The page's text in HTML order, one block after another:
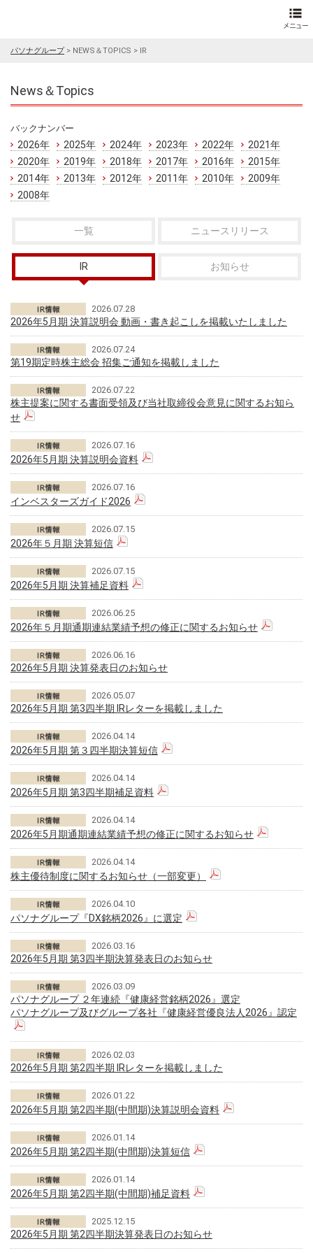
パソナグループ> NEWS＆TOPICS > IR
News＆Topics
バックナンバー
2026年 2025年 2024年 2023年 2022年
2021年
2020年
2019年 2018年 2017年 2016年
2015年
2014年
2013年 2012年 2011年 2010年
2009年
2008年
一覧 ニュースリリース
IR お知らせ
2026.07.28
2026年5月期 決算説明会 動画・書き起こしを掲載いたしました
2026.07.24
第19期定時株主総会 招集ご通知を掲載しました
2026.07.22
株主提案に関する書面受領及び当社取締役会意見に関するお知ら
せ
2026.07.16
2026年5月期 決算説明会資料
2026.07.16
インベスターズガイド2026
2026.07.15
2026年５月期 決算短信
2026.07.15
2026年5月期 決算補足資料
2026.06.25
2026年５月期通期連結業績予想の修正に関するお知らせ
2026.06.16
2026年5月期 決算発表日のお知らせ
2026.05.07
2026年5月期 第3四半期 IRレターを掲載しました
2026.04.14
2026年5月期 第３四半期決算短信
2026.04.14
2026年5月期 第3四半期補足資料
2026.04.14
2026年5月期通期連結業績予想の修正に関するお知らせ
2026.04.14
株主優待制度に関するお知らせ（一部変更）
2026.04.10
パソナグループ『DX銘柄2026』に選定
2026.03.16
2026年5月期 第3四半期決算発表日のお知らせ
2026.03.09
パソナグループ ２年連続『健康経営銘柄2026』選定
パソナグループ及びグループ各社『健康経営優良法人2026』認定
2026.02.03
2026年5月期 第2四半期 IRレターを掲載しました
2026.01.22
2026年5月期 第2四半期(中間期)決算説明会資料
2026.01.14
2026年5月期 第2四半期(中間期)決算短信
2026.01.14
2026年5月期 第2四半期(中間期)補足資料
2025.12.15
2026年5月期 第2四半期決算発表日のお知らせ